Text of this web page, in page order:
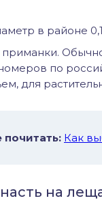
в районе
по
для
почитать: Как
на